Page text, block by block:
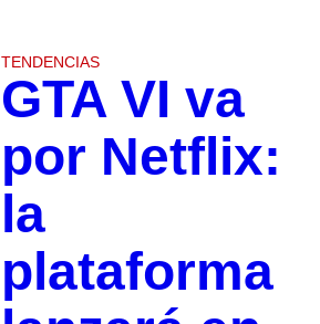
TENDENCIAS
GTA VI va
por Netflix:
la
plataforma